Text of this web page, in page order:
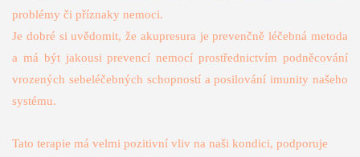
problémy či příznaky nemoci.
Je dobré si uvědomit, že akupresura je prevenčně léčebná metoda
a má být jakousi prevencí nemocí prostřednictvím podněcování
vrozených sebeléčebných schopností a posilování imunity našeho
systému.
Tato terapie má velmi pozitivní vliv na naši kondici, podporuje